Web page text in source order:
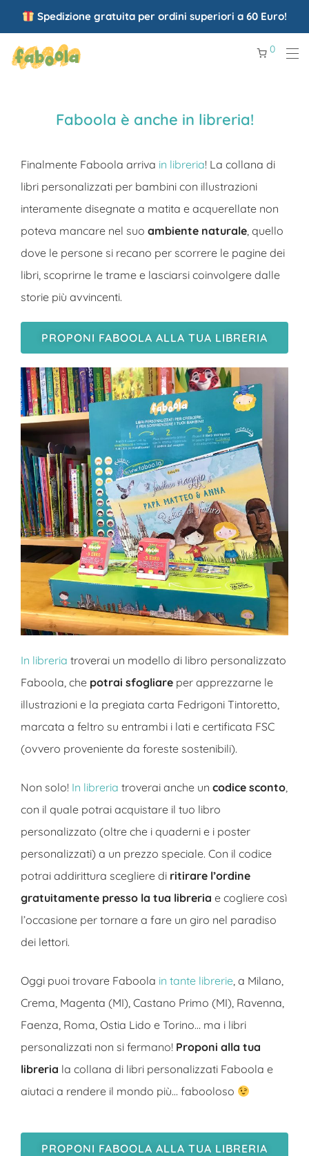
Spedizione gratuita per ordini superiori a 60 Euro!
0
Faboola è anche in libreria!
Finalmente Faboola arriva in libreria! La collana di
libri personalizzati per bambini con illustrazioni
interamente disegnate a matita e acquerellate non
poteva mancare nel suo ambiente naturale, quello
dove le persone si recano per scorrere le pagine dei
libri, scoprirne le trame e lasciarsi coinvolgere dalle
storie più avvincenti.
PROPONI FABOOLA ALLA TUA LIBRERIA
In libreria troverai un modello di libro personalizzato
Faboola, che potrai sfogliare per apprezzarne le
illustrazioni e la pregiata carta Fedrigoni Tintoretto,
marcata a feltro su entrambi i lati e certificata FSC
(ovvero proveniente da foreste sostenibili).
Non solo! In libreria troverai anche un codice sconto,
con il quale potrai acquistare il tuo libro
personalizzato (oltre che i quaderni e i poster
personalizzati) a un prezzo speciale. Con il codice
potrai addirittura scegliere di ritirare l’ordine
gratuitamente presso la tua libreria e cogliere così
l’occasione per tornare a fare un giro nel paradiso
dei lettori.
Oggi puoi trovare Faboola in tante librerie, a Milano,
Crema, Magenta (MI), Castano Primo (MI), Ravenna,
Faenza, Roma, Ostia Lido e Torino… ma i libri
personalizzati non si fermano! Proponi alla tua
libreria la collana di libri personalizzati Faboola e
aiutaci a rendere il mondo più… fabooloso
PROPONI FABOOLA ALLA TUA LIBRERIA